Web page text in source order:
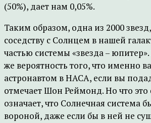
(50%), дает нам 0,05%.
Таким образом, одна из 2000
соседству с Солнцем в нашей
частью системы «звезда –
же вероятность того, что именно
астронавтом в НАСА, если вы
отмечает Шон Реймонд. Но что это
означает, что Солнечная система
вороной, даже если бы в ней не